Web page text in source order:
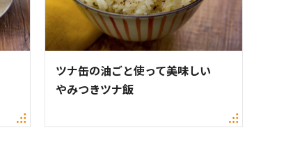
ツナ缶の油ごと使って美味しい
やみつきツナ飯